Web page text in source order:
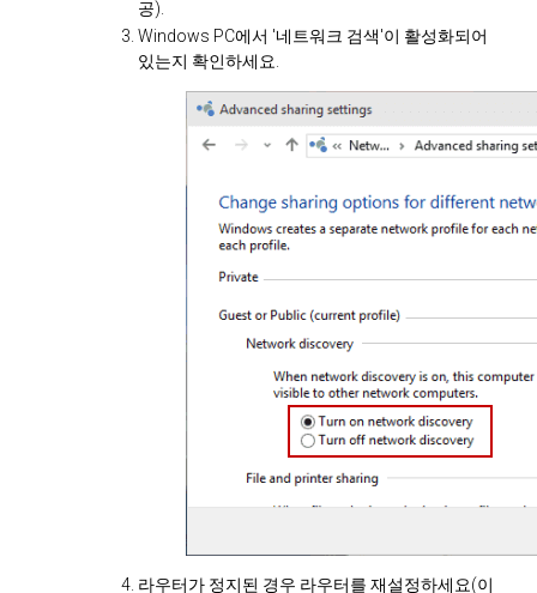
공).
Windows PC에서 '네트워크 검색'이 활성화되어
있는지 확인하세요.
라우터가 정지된 경우 라우터를 재설정하세요(이